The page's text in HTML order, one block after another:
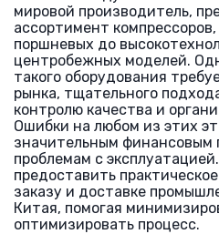
мировой производитель,
ассортимент
поршневых до
центробежных моделей.
такого оборудования
рынка, тщательного
контролю качества и
Ошибки на любом из этих
значительным финансовым
проблемам с
предоставить
заказу и доставке
Китая, помогая
оптимизировать процесс.